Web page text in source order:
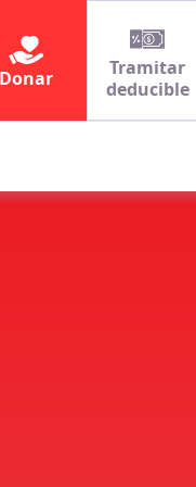
Donar
Tramitar
deducible